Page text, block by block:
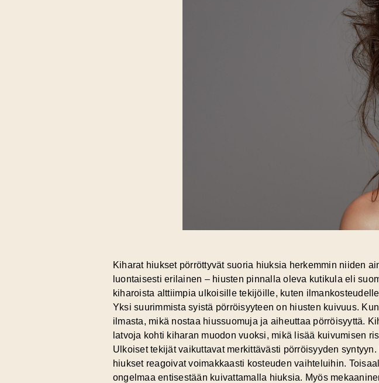
Kiharat hiukset pörröttyvät suoria hiuksia herkemmin niiden
luontaisesti erilainen – hiusten pinnalla oleva kutikula eli
kiharoista alttiimpia ulkoisille tekijöille, kuten
Yksi suurimmista syistä pörröisyyteen on hiusten kuivuus.
ilmasta, mikä nostaa hiussuomuja ja aiheuttaa pörröisyyttä.
latvoja kohti kiharan muodon vuoksi, mikä lisää kuivumisen
Ulkoiset tekijät vaikuttavat merkittävästi pörröisyyden
hiukset reagoivat voimakkaasti kosteuden vaihteluihin.
ongelmaa entisestään kuivattamalla hiuksia. Myös